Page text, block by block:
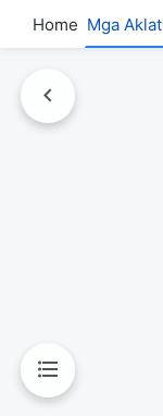
Home Mga Aklat